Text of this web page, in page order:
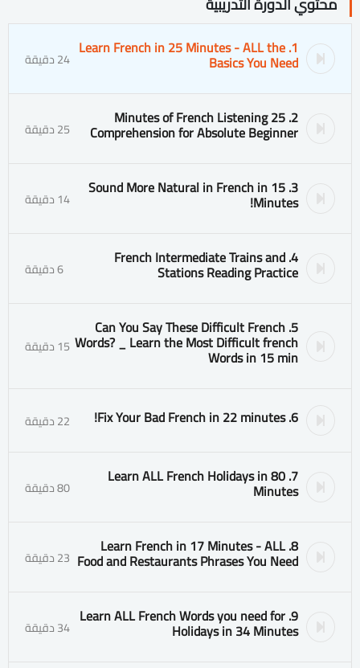
1. Learn French in 25 Minutes - ALL the
Basics You Need 24 دقيقة
2. 25 Minutes of French Listening
Comprehension for Absolute Beginner 25 دقيقة
3. Sound More Natural in French in 15
Minutes! 14 دقيقة
4. French Intermediate Trains and
Stations Reading Practice 6 دقيقة
5. Can You Say These Difficult French
Words? _ Learn the Most Difficult french
Words in 15 min 15 دقيقة
6. Fix Your Bad French in 22 minutes! 22 دقيقة
7. Learn ALL French Holidays in 80
Minutes 80 دقيقة
8. Learn French in 17 Minutes - ALL
Food and Restaurants Phrases You Need 23 دقيقة
9. Learn ALL French Words you need for
Holidays in 34 Minutes 34 دقيقة